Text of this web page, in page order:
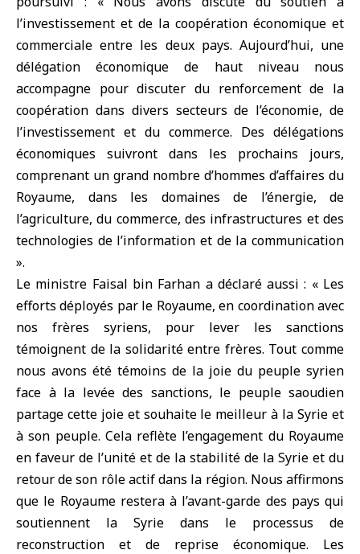
l’investissement et de la coopération économique et
commerciale entre les deux pays. Aujourd’hui, une
délégation économique de haut niveau nous
accompagne pour discuter du renforcement de la
coopération dans divers secteurs de l’économie, de
l’investissement et du commerce. Des délégations
économiques suivront dans les prochains jours,
comprenant un grand nombre d’hommes d’affaires du
Royaume, dans les domaines de l’énergie, de
l’agriculture, du commerce, des infrastructures et des
technologies de l’information et de la communication
».
Le ministre Faisal bin Farhan a déclaré aussi : « Les
efforts déployés par le Royaume, en coordination avec
nos frères syriens, pour lever les sanctions
témoignent de la solidarité entre frères. Tout comme
nous avons été témoins de la joie du peuple syrien
face à la levée des sanctions, le peuple saoudien
partage cette joie et souhaite le meilleur à la Syrie et
à son peuple. Cela reflète l’engagement du Royaume
en faveur de l’unité et de la stabilité de la Syrie et du
retour de son rôle actif dans la région. Nous affirmons
que le Royaume restera à l’avant-garde des pays qui
soutiennent la Syrie dans le processus de
reconstruction et de reprise économique. Les